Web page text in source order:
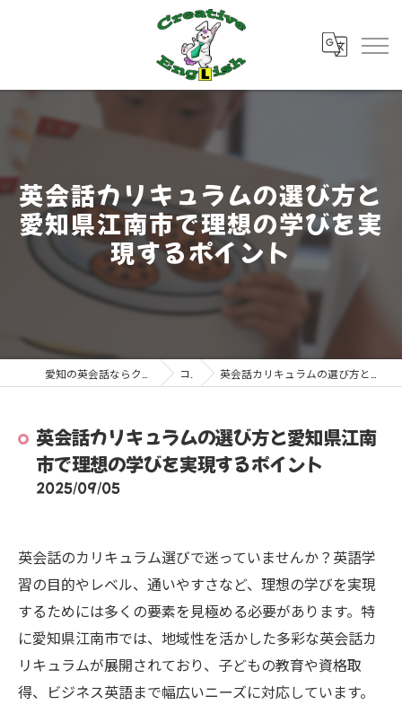
英会話カリキュラムの選び方と
愛知県江南市で理想の学びを実
現するポイント
コラム 英会話カリキュラムの選び方と愛知県江南市で理想の学びを実現するポイント
英会話カリキュラムの選び方と愛知県江南
市で理想の学びを実現するポイント
2025/09/05
英会話のカリキュラム選びで迷っていませんか？英語学
習の目的やレベル、通いやすさなど、理想の学びを実現
するためには多くの要素を見極める必要があります。特
に愛知県江南市では、地域性を活かした多彩な英会話カ
リキュラムが展開されており、子どもの教育や資格取
得、ビジネス英語まで幅広いニーズに対応しています。